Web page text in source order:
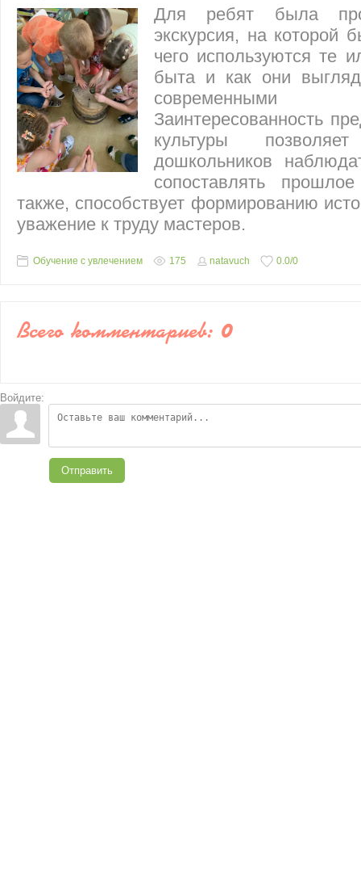
Для ребят была
экскурсия, на которой
чего используются те
быта и как они
современными
Заинтересованность
культуры
дошкольников
сопоставлять
также, способствует формированию
уважение к труду мастеров.
Обучение с увлечением 175 natavuch 0.0/0
Всего комментариев: 0
Войдите:
Отправить